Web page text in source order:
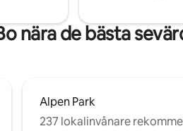
nära de bästa
Alpen Park
237 lokalinvånare